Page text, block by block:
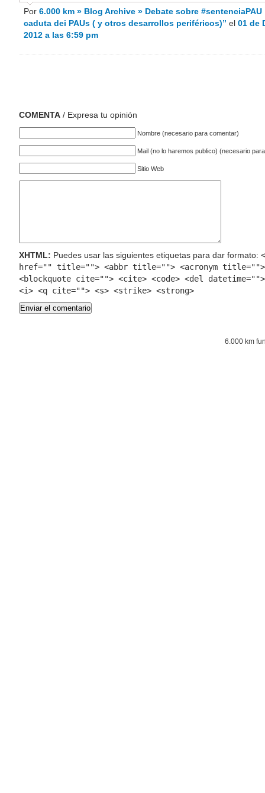
Por 6.000 km » Blog Archive » Debate sobre #sentenciaPAU
caduta dei PAUs ( y otros desarrollos periféricos)” el 01 de
2012 a las 6:59 pm
COMENTA / Expresa tu opinión
Nombre (necesario para comentar)
Mail (no lo haremos publico) (necesario
Sitio Web
XHTML: Puedes usar las siguientes etiquetas para dar formato:
href="" title=""> <abbr title=""> <acronym title="">
<blockquote cite=""> <cite> <code> <del datetime="">
<i> <q cite=""> <s> <strike> <strong>
6.000 km